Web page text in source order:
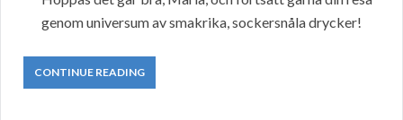
genom universum av smakrika, sockersnåla drycker!
CONTINUE READING